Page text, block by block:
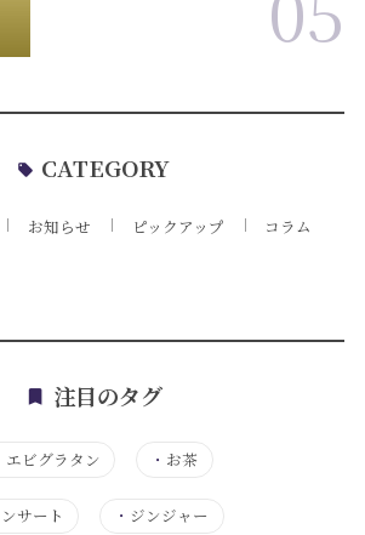
CATEGORY
お知らせ ピックアップ コラム
注目のタグ
エビグラタン ・ お茶
サート ・ ジンジャー